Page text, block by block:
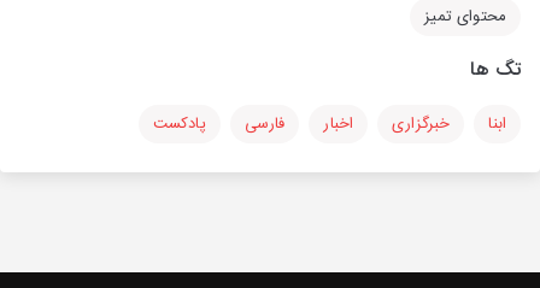
محتوای تمیز
تگ ها
ابنا خبرگزاری اخبار فارسی پادکست